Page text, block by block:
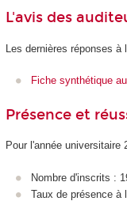
L'avis des
Les dernières réponses
Fiche synthétique
Présence et
Pour l'année universitaire
Nombre d'inscrits :
Taux de présence à